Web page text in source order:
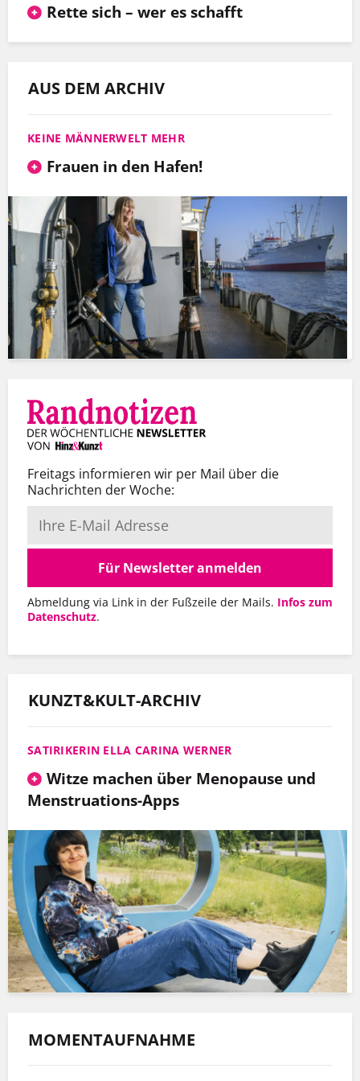
Rette sich – wer es schafft
AUS DEM ARCHIV
KEINE MÄNNERWELT MEHR
Frauen in den Hafen!
Freitags informieren wir per Mail über die
Nachrichten der Woche:
Für Newsletter anmelden
Abmeldung via Link in der Fußzeile der Mails. Infos zum
Datenschutz.
KUNZT&KULT-ARCHIV
SATIRIKERIN ELLA CARINA WERNER
Witze machen über Menopause und
Menstruations-Apps
MOMENTAUFNAHME